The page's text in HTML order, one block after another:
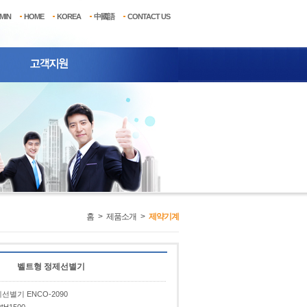
HOME KOREA 中國語 CONTACT US
홈 > 제품소개 > 제약기계
벨트형 정제선별기
별기 ENCO-2090